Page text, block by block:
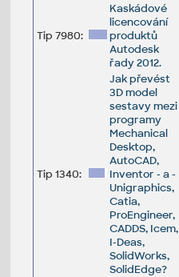
Tip 7980:
Kaskádové
licencování
produktů
Autodesk
řady 2012.
Tip 1340:
Jak převést
3D model
sestavy mezi
programy
Mechanical
Desktop,
AutoCAD,
Inventor - a -
Unigraphics,
Catia,
ProEngineer,
CADDS, Icem,
I-Deas,
SolidWorks,
SolidEdge?